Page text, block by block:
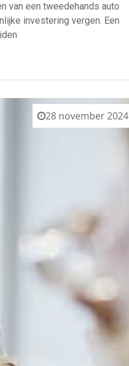
van een tweedehands auto
investering vergen. Een
28 november 2024